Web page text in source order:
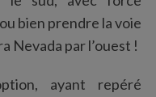
bien prendre la voie
Nevada par l’ouest !
ayant repéré